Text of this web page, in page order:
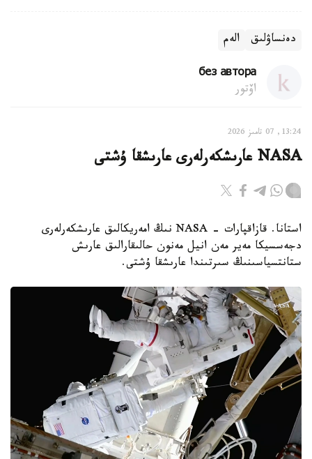
دەنساۋلىق الەم
без автора
اۆتور
13:24, 07 تامىز 2026
NASA عارىشكەرلەرى عارىشقا ۇشتى
استانا. قازاقپارات - NASA نىڭ امەريكالىق عارىشكەرلەرى
دجەسسيكا مەير مەن انيل مەنون حالىقارالىق عارىش
ستانتسياسىنىڭ سىرتىندا عارىشقا ۇشتى.